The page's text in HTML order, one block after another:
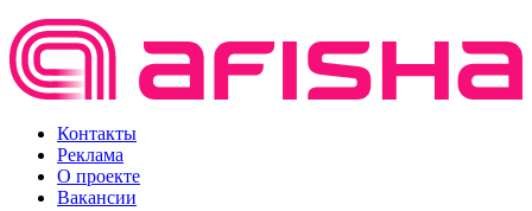
Контакты
Реклама
О проекте
Вакансии